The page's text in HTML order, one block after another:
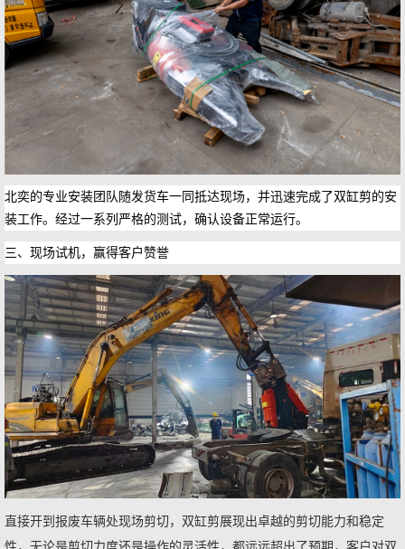
北奕的专业安装团队随发货车一同抵达现场，并迅速完成了双缸剪的安
装工作。经过一系列严格的测试， 确认设备正常运行。
三、 现场试机， 赢得客户赞誉
直接开到报废车辆处现场剪切，双缸剪展现出卓越的剪切能力和稳定